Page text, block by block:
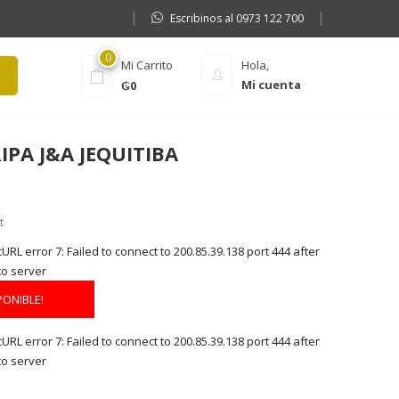
Escribinos al 0973 122 700
Hola,
Mi cuenta
0
Mi Carrito
₲0
J&A JEQUITIBA
error 7: Failed to connect to 200.85.39.138 port 444 after
server
error 7: Failed to connect to 200.85.39.138 port 444 after
server